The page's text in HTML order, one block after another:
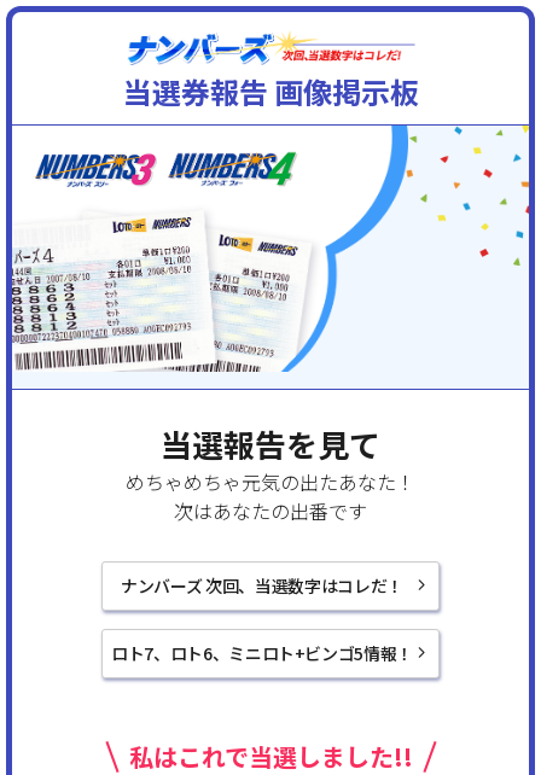
当選券報告 画像掲示板
当選報告を見て
めちゃめちゃ元気の出たあなた！
次はあなたの出番です
ナンバーズ 次回、当選数字はコレだ！
ロト7、ロト6、ミニロト+ビンゴ5情報！
私はこれで当選しました!!